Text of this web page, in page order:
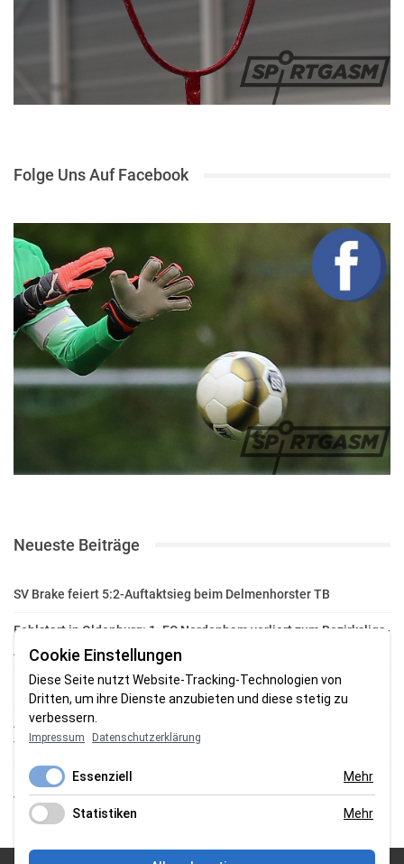
Folge Uns Auf Facebook
Neueste Beiträge
SV Brake feiert 5:2-Auftaktsieg beim Delmenhorster TB
Fehlstart in Oldenburg: 1. FC Nordenham verliert zum Bezirksliga-
Auftakt
Fußball in der Wesermarsch: Die Bilder vom Wochenende
Aufstieg geschafft: HSG-Unterweser-C-Jugend macht sich bereit
für die Oberliga
HSG Unterweser startet mit neuem Torwarttrainer in die
Vorbereitung
Cookie Einstellungen
Diese Seite nutzt Website-Tracking-Technologien von
Dritten, um ihre Dienste anzubieten und diese stetig zu
verbessern.
Impressum Datenschutzerklärung
Essenziell Mehr
Statistiken Mehr